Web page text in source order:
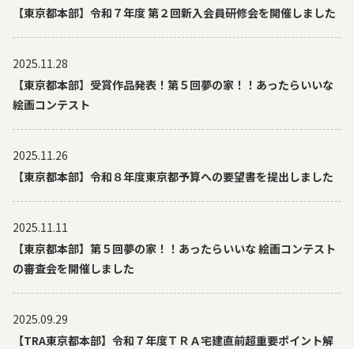
【東京都本部】令和７年度 第２回新入会員研修会を開催しました
2025.11.28
【東京都本部】受賞作品発表！第５回夢の家！！あったらいいな
絵画コンテスト
2025.11.26
【東京都本部】令和８年度東京都予算への要望書を提出しました
2025.11.11
【東京都本部】第５回夢の家！！あったらいいな 絵画コンテスト
の審査会を開催しました
2025.09.29
【TRA東京都本部】令和７年度ＴＲＡ宅建直前超重要ポイント解